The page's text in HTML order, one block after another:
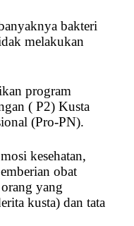
bakteri
melakukan
program
( P2) Kusta
(Pro-PN).
kesehatan,
obat
yang
kusta) dan tata